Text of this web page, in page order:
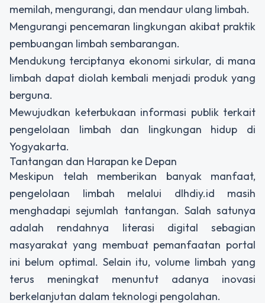
memilah, mengurangi, dan mendaur ulang limbah.
Mengurangi pencemaran lingkungan akibat praktik
pembuangan limbah sembarangan.
Mendukung terciptanya ekonomi sirkular, di mana
limbah dapat diolah kembali menjadi produk yang
berguna.
Mewujudkan keterbukaan informasi publik terkait
pengelolaan limbah dan lingkungan hidup di
Yogyakarta.
Tantangan dan Harapan ke Depan
Meskipun telah memberikan banyak manfaat,
pengelolaan limbah melalui dlhdiy.id masih
menghadapi sejumlah tantangan. Salah satunya
adalah rendahnya literasi digital sebagian
masyarakat yang membuat pemanfaatan portal
ini belum optimal. Selain itu, volume limbah yang
terus meningkat menuntut adanya inovasi
berkelanjutan dalam teknologi pengolahan.